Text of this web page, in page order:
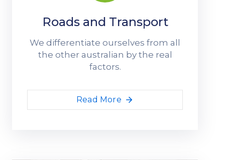
Roads and Transport
We differentiate ourselves from all
the other australian by the real
factors.
Read More